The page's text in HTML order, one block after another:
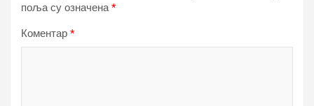
поља су означена*
Коментар *